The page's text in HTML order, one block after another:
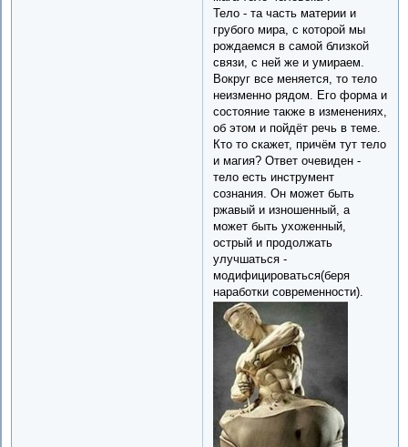
Тело - та часть материи и
грубого мира, с которой мы
рождаемся в самой близкой
связи, с ней же и умираем.
Вокруг все меняется, то тело
неизменно рядом. Его форма и
состояние также в изменениях,
об этом и пойдёт речь в теме.
Кто то скажет, причём тут тело
и магия? Ответ очевиден -
тело есть инструмент
сознания. Он может быть
ржавый и изношенный, а
может быть ухоженный,
острый и продолжать
улучшаться -
модифицироваться(беря
наработки современности).